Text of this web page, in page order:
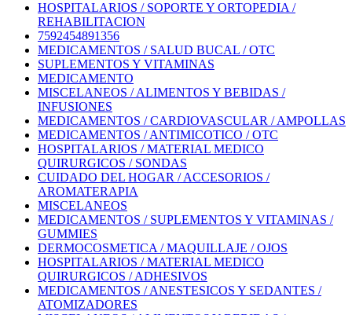
HOSPITALARIOS / SOPORTE Y ORTOPEDIA /
REHABILITACION
7592454891356
MEDICAMENTOS / SALUD BUCAL / OTC
SUPLEMENTOS Y VITAMINAS
MEDICAMENTO
MISCELANEOS / ALIMENTOS Y BEBIDAS /
INFUSIONES
MEDICAMENTOS / CARDIOVASCULAR / AMPOLLAS
MEDICAMENTOS / ANTIMICOTICO / OTC
HOSPITALARIOS / MATERIAL MEDICO
QUIRURGICOS / SONDAS
CUIDADO DEL HOGAR / ACCESORIOS /
AROMATERAPIA
MISCELANEOS
MEDICAMENTOS / SUPLEMENTOS Y VITAMINAS /
GUMMIES
DERMOCOSMETICA / MAQUILLAJE / OJOS
HOSPITALARIOS / MATERIAL MEDICO
QUIRURGICOS / ADHESIVOS
MEDICAMENTOS / ANESTESICOS Y SEDANTES /
ATOMIZADORES